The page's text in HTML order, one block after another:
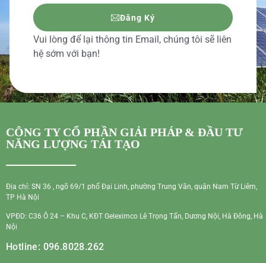
Đăng Ký
Vui lòng để lại thông tin Email, chúng tôi sẽ liên
hệ sớm với bạn!
CÔNG TY CỔ PHẦN GIẢI PHÁP & ĐẦU TƯ
NĂNG LƯỢNG TÁI TẠO
Địa chỉ: SN 36 , ngõ 69/1 phố Đại Linh, phường Trung Văn, quận Nam Từ Liêm,
TP Hà Nội
VPĐD: C36 Ô 24 – Khu C, KĐT Geleximco Lê Trọng Tấn, Dương Nội, Hà Đông, Hà
Nội
Hotline: 096.8028.262